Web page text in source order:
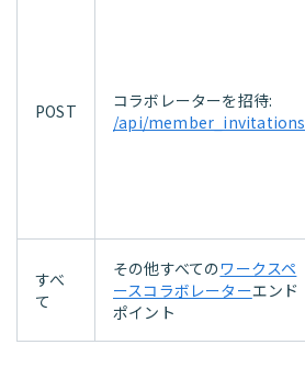
POST
コラボレーターを招待:
/api/member_invitations
すべ
て
その他すべてのワークスペ
ースコラボレーターエンド
ポイント